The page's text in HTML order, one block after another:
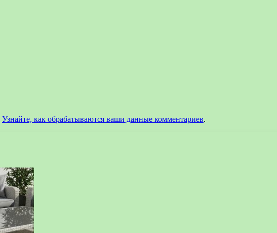
Узнайте, как обрабатываются ваши данные комментариев.